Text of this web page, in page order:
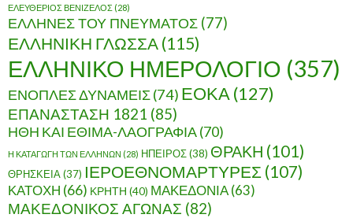
ΕΛΕΥΘΕΡΙΟΣ ΒΕΝΙΖΕΛΟΣ (28)
ΕΛΛΗΝΕΣ ΤΟΥ ΠΝΕΥΜΑΤΟΣ (77)
ΕΛΛΗΝΙΚΗ ΓΛΩΣΣΑ (115)
ΕΛΛΗΝΙΚΟ ΗΜΕΡΟΛΟΓΙΟ (357)
ΕΝΟΠΛΕΣ ΔΥΝΑΜΕΙΣ(74) ΕΟΚΑ (127)
ΕΠΑΝΑΣΤΑΣΗ 1821 (85)
ΗΘΗ ΚΑΙ ΕΘΙΜΑ-ΛΑΟΓΡΑΦΙΑ(70)
Η ΚΑΤΑΓΩΓΗ ΤΩΝ ΕΛΛΗΝΩΝ (28) ΗΠΕΙΡΟΣ(38) ΘΡΑΚΗ (101)
ΘΡΗΣΚΕΙΑ(37) ΙΕΡΟΕΘΝΟΜΑΡΤΥΡΕΣ (107)
ΚΑΤΟΧΗ (66) ΚΡΗΤΗ (40) ΜΑΚΕΔΟΝΙΑ(63)
ΜΑΚΕΔΟΝΙΚΟΣ ΑΓΩΝΑΣ (82)